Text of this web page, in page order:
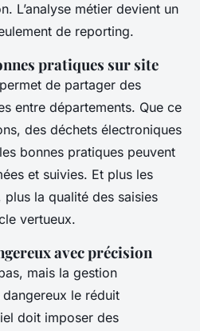
L’analyse métier devient un
de reporting.
pratiques sur site
de partager des
entre départements. Que ce
des déchets électroniques
bonnes pratiques peuvent
et suivies. Et plus les
la qualité des saisies
vertueux.
avec précision
mais la gestion
le réduit
doit imposer des